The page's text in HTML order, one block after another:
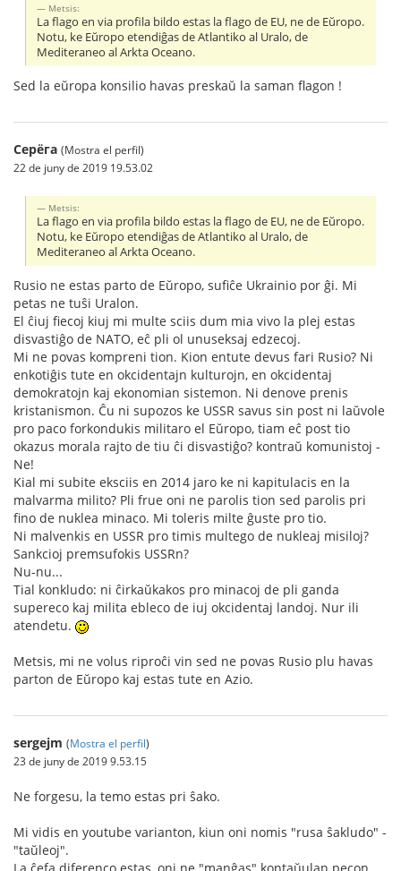
Metsis:
La flago en via profila bildo estas la flago de EU, ne de Eŭropo.
Notu, ke Eŭropo etendiĝas de Atlantiko al Uralo, de
Mediteraneo al Arkta Oceano.
Sed la eŭropa konsilio havas preskaŭ la saman flagon !
Серёга (Mostra el perfil)
22 de juny de 2019 19.53.02
Metsis:
La flago en via profila bildo estas la flago de EU, ne de Eŭropo.
Notu, ke Eŭropo etendiĝas de Atlantiko al Uralo, de
Mediteraneo al Arkta Oceano.
Rusio ne estas parto de Eŭropo, sufiĉe Ukrainio por ĝi. Mi
petas ne tuŝi Uralon.
El ĉiuj fiecoj kiuj mi multe sciis dum mia vivo la plej estas
disvastiĝo de NATO, eĉ pli ol unuseksaj edzecoj.
Mi ne povas kompreni tion. Kion entute devus fari Rusio? Ni
enkotiĝis tute en okcidentajn kulturojn, en okcidentaj
demokratojn kaj ekonomian sistemon. Ni denove prenis
kristanismon. Ĉu ni supozos ke USSR savus sin post ni laŭvole
pro paco forkondukis militaro el Eŭropo, tiam eĉ post tio
okazus morala rajto de tiu ĉi disvastiĝo? kontraŭ komunistoj -
Ne!
Kial mi subite eksciis en 2014 jaro ke ni kapitulacis en la
malvarma milito? Pli frue oni ne parolis tion sed parolis pri
fino de nuklea minaco. Mi toleris milte ĝuste pro tio.
Ni malvenkis en USSR pro timis multego de nukleaj misiloj?
Sankcioj premsufokis USSRn?
Nu-nu...
Tial konkludo: ni ĉirkaŭkakos pro minacoj de pli ganda
supereco kaj milita ebleco de iuj okcidentaj landoj. Nur ili
atendetu.
Metsis, mi ne volus riproĉi vin sed ne povas Rusio plu havas
parton de Eŭropo kaj estas tute en Azio.
sergejm (Mostra el perfil)
23 de juny de 2019 9.53.15
Ne forgesu, la temo estas pri ŝako.
Mi vidis en youtube varianton, kiun oni nomis "rusa ŝakludo" -
"taŭleoj".